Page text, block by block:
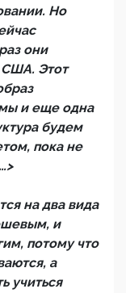
Но
они
США. Этот
и еще одна
будем
пока не
на два вида
и
потому что
а
учиться